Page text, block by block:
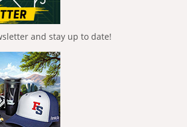
and stay up to date!